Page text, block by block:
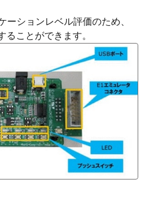
ションレベル評価のため、
ることができます。